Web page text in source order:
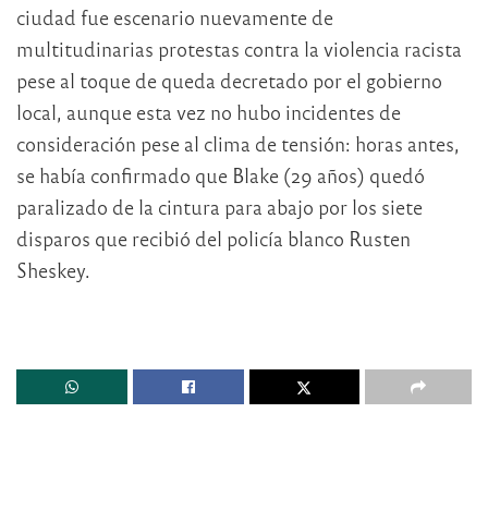
ciudad fue escenario nuevamente de
multitudinarias protestas contra la violencia racista
pese al toque de queda decretado por el gobierno
local, aunque esta vez no hubo incidentes de
consideración pese al clima de tensión: horas antes,
se había confirmado que Blake (29 años) quedó
paralizado de la cintura para abajo por los siete
disparos que recibió del policía blanco Rusten
Sheskey.